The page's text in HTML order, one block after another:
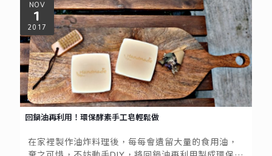
NOV
1
2017
回鍋油再利用！環保酵素手工皂輕鬆做
在家裡製作油炸料理後，每每會遺留大量的食用油，